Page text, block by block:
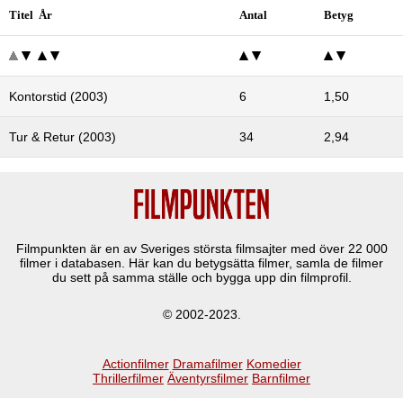
Titel År Antal Betyg
Kontorstid (2003) 6 1,50
Tur & Retur (2003) 34 2,94
Filmpunkten är en av Sveriges största filmsajter med över 22 000
filmer i databasen. Här kan du betygsätta filmer, samla de filmer
du sett på samma ställe och bygga upp din filmprofil.
© 2002-2023.
Actionfilmer Dramafilmer Komedier
Thrillerfilmer Äventyrsfilmer Barnfilmer